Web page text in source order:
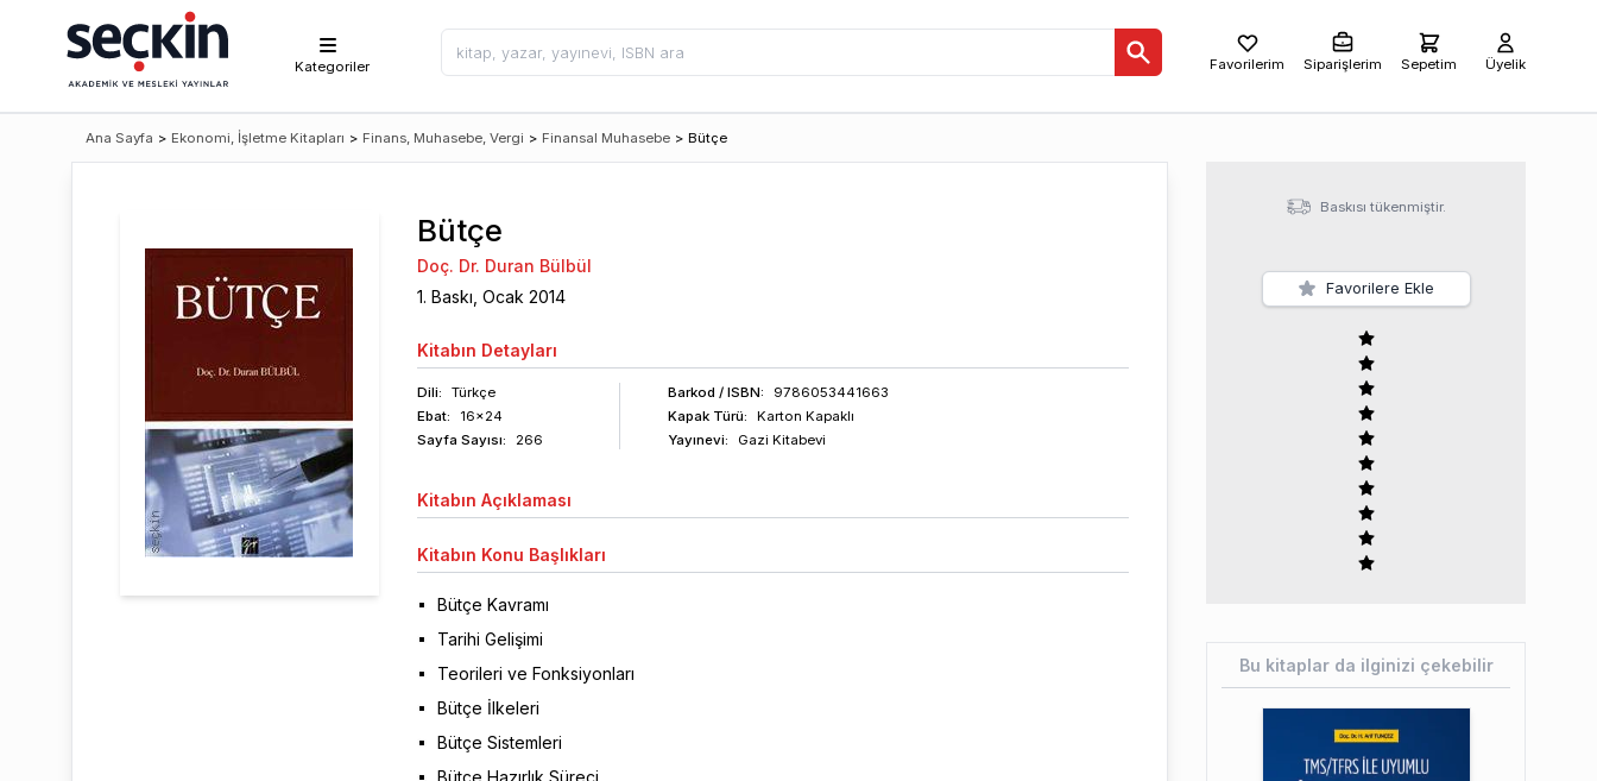
Kategoriler Favorilerim Siparişlerim Sepetim Üyelik
Ana Sayfa > Ekonomi, İşletme Kitapları > Finans, Muhasebe, Vergi > Finansal Muhasebe > Bütçe
Bütçe
Doç. Dr. Duran Bülbül
1. Baskı, Ocak 2014
Kitabın Detayları
Dili:
Türkçe
Ebat:
16x24
Sayfa Sayısı: 266
Barkod / ISBN:
9786053441663
Kapak Türü:
Karton Kapaklı
Yayınevi:
Gazi Kitabevi
Kitabın Açıklaması
Kitabın Konu Başlıkları
Bütçe Kavramı
Tarihi Gelişimi
Teorileri ve Fonksiyonları
Bütçe İlkeleri
Bütçe Sistemleri
Bütçe Hazırlık Süreci
Baskısı tükenmiştir.
Favorilere Ekle
Bu kitaplar da ilginizi çekebilir